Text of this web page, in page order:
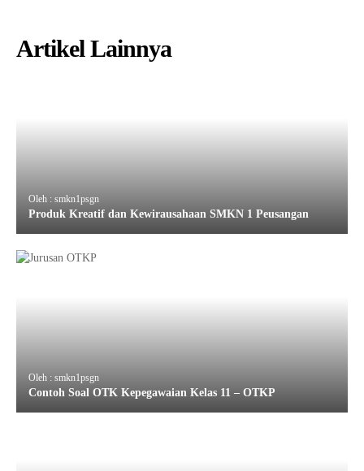
Artikel Lainnya
Oleh : smkn1psgn
Produk Kreatif dan Kewirausahaan SMKN 1 Peusangan
Oleh : smkn1psgn
Contoh Soal OTK Kepegawaian Kelas 11 – OTKP